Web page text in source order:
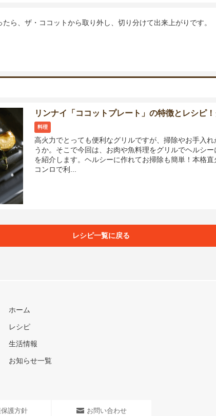
たら、ザ・ココットから取り外し、切り分けて出来上がりです。
リンナイ「ココットプレート」の特徴とレシピ
料理
高火力でとっても便利なグリルですが、掃除やお手入
うか。そこで今回は、お肉や魚料理をグリルでヘルシ
を紹介します。ヘルシーに作れてお掃除も簡単！本格
コンロで利...
レシピ一覧に戻る
ホーム
レシピ
生活情報
お知らせ一覧
護方針 お問い合わせ